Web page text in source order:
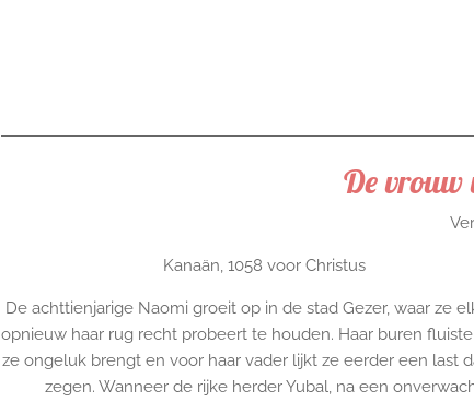
De
Kanaän, 1058 voor Christus
De achttienjarige Naomi groeit op in de stad Gezer, waar ze
opnieuw haar rug recht probeert te houden. Haar buren
ze ongeluk brengt en voor haar vader lijkt ze eerder een last
zegen. Wanneer de rijke herder Yubal, na een